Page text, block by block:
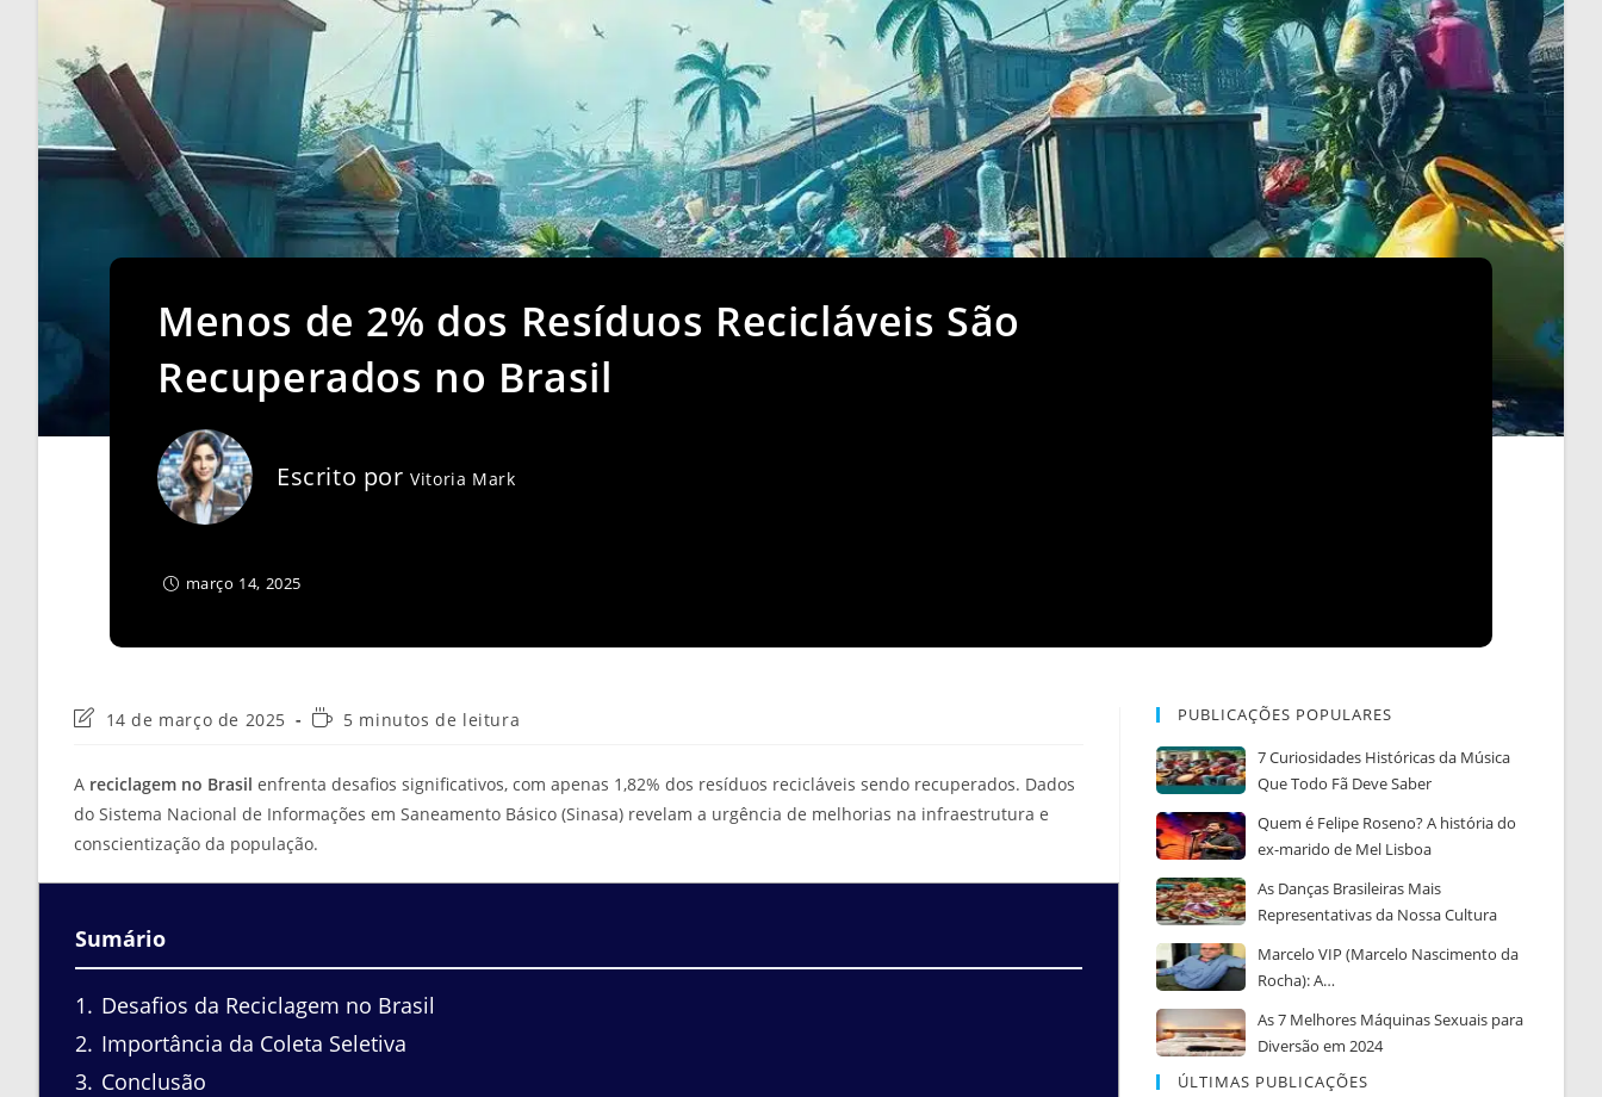
Menos de 2% dos Resíduos Recicláveis São
Recuperados no Brasil
Escrito porVitoria Mark
março 14, 2025
Última
post:
14 de março de 2025
Tempo5 minutos de leitura
A reciclagem no Brasil enfrenta desafios significativos, com apenas 1,82% dos resíduos recicláveis sendo recuperados. Dados
do Sistema Nacional de Informações em Saneamento Básico (Sinasa) revelam a urgência de melhorias na infraestrutura e
conscientização da população.
Sumário
1
Desafios da Reciclagem no Brasil
2 Importância da Coleta Seletiva
3 Conclusão
PUBLICAÇÕES POPULARES
7 Curiosidades Históricas da Música
Que Todo Fã Deve Saber
Quem é Felipe Roseno? A história do
ex-marido de Mel Lisboa
As Danças Brasileiras Mais
Representativas da Nossa Cultura
Marcelo VIP (Marcelo Nascimento da
Rocha): A…
As 7 Melhores Máquinas Sexuais para
Diversão em 2024
ÚLTIMAS PUBLICAÇÕES